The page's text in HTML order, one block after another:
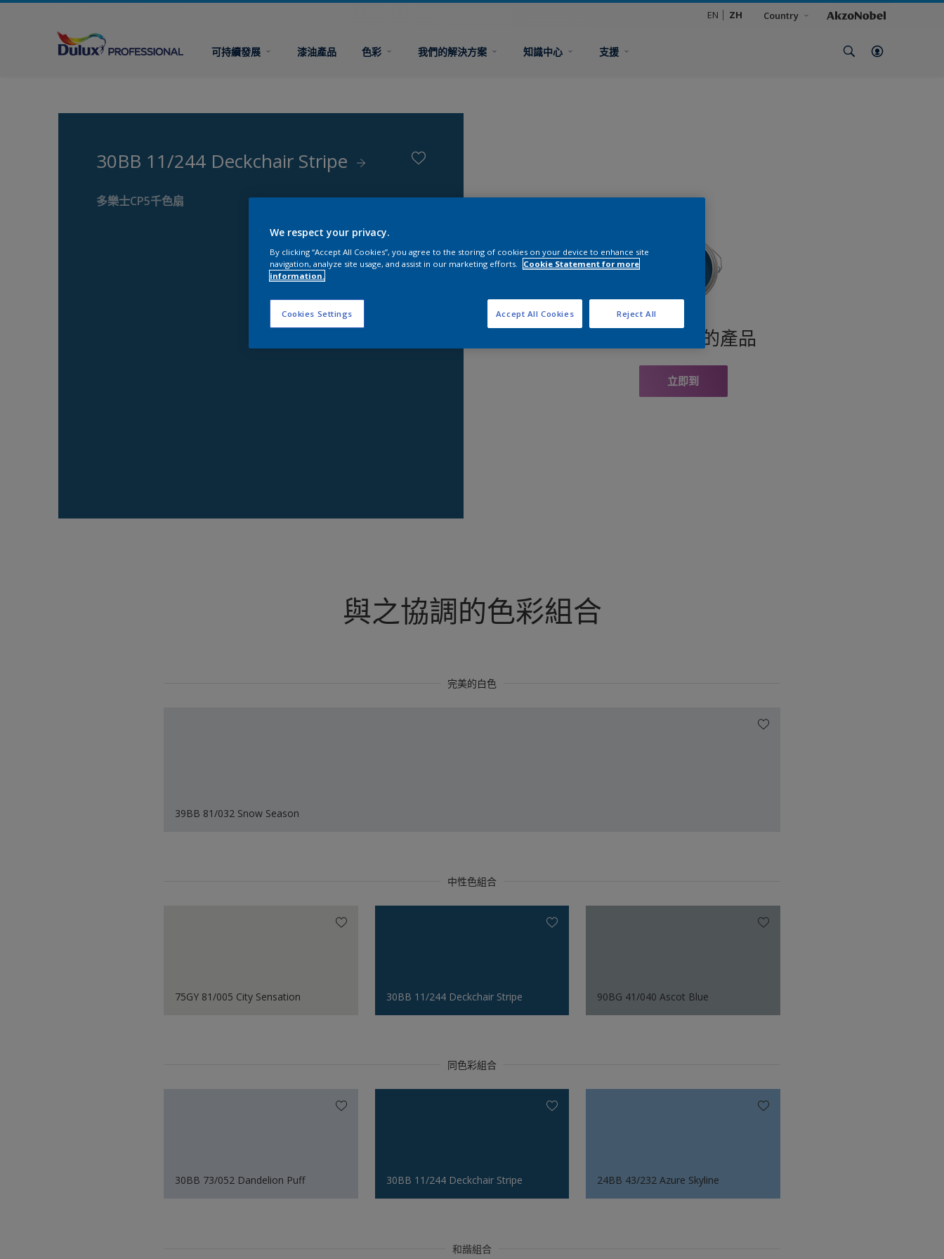
EN ZH Country
可持續發展 漆油產品 色彩 我們的解決方案 知識中心 支援
30BB 11/244 Deckchair Stripe
多樂士CP5千色扇
查找此顏色的產品
立即到
與之協調的色彩組合
完美的白色
39BB 81/032 Snow Season
中性色組合
75GY 81/005 City Sensation 30BB 11/244 Deckchair Stripe 90BG 41/040 Ascot Blue
同色彩組合
30BB 73/052 Dandelion Puff 30BB 11/244 Deckchair Stripe 24BB 43/232 Azure Skyline
和諧組合
We respect your privacy.
By clicking “Accept All Cookies”, you agree to the storing of cookies on your device to enhance site
navigation, analyze site usage, and assist in our marketing efforts.
Cookie Statement for more
information.
Cookies Settings Reject All
Accept All Cookies